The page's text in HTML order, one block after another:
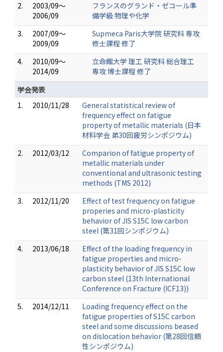
2.
2003/09～
2006/09
フランスのグランド・ゼコール準
備学級 物理や化学
3.
2007/09～
2009/09
Supmeca Paris大学院 研究科 専攻
修士課程 修了
4.
2010/09～
2014/09
立命館大学 理工 研究科 総合理工
専攻 博士課程 修了
学会発表
1.
2010/11/28
General statistical review of
frequency effect on fatigue
property of metallic materials (日本
材料学会 弟30回疲労シンポジウム)
2.
2012/03/12
Comparion of fatigue property of
metallic materials under
conventional and ultrasonic testing
methods (TMS 2012)
3.
2012/11/20
Effect of test frequency on fatigue
properies and micro-plasticity
behavior of JIS S15C low carbon
steel (第31回シンポジウム)
4.
2013/06/18
Effect of the loading frequency in
fatigue properties and micro-
plasticity behavior of JIS S15C low
carbon steel (13th International
Conference on Fracture (ICF13))
5.
2014/12/11
Loading frequency effect on the
fatigue properties of S15C carbon
steel and some discussions beased
on dislocation behavior (第28回信頼
性シンポジウム)